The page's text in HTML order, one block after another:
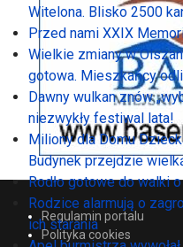
Regulamin portalu
Polityka cookies
Witelona. Blisko 2500
Przed nami XXIX
Wielkie zmiany w
gotowa. Mieszkańcy
Dawny wulkan znów
niezwykły festiwal lata!
Miliony dla Domu
Budynek przejdzie
Rodło gotowe do walki
Rodzice alarmują o
ich starania